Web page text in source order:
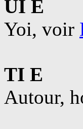
UI E
Yoi, voir
TI E
Autour,